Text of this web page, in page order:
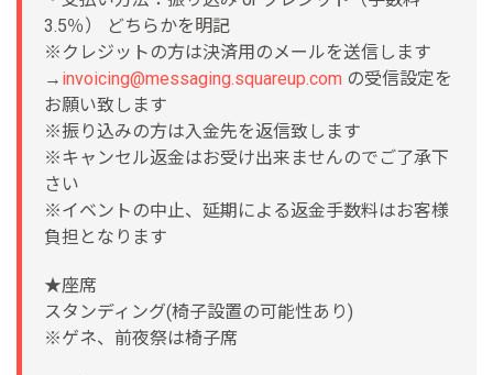
3.5％） どちらかを明記
※クレジットの方は決済用のメールを送信します
→ invoicing@messaging.squareup.com の受信設定を
お願い致します
※振り込みの方は入金先を返信致します
※キャンセル返金はお受け出来ませんのでご了承下
さい
※イベントの中止、延期による返金手数料はお客様
負担となります
★座席
スタンディング(椅子設置の可能性あり)
※ゲネ、前夜祭は椅子席